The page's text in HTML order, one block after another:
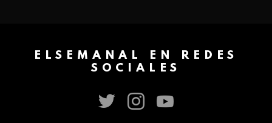
ELSEMANAL EN REDES
SOCIALES